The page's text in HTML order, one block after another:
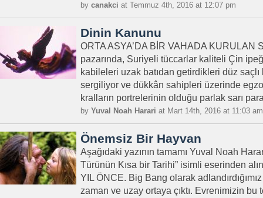
by canakci at Temmuz 4th, 2016 at 12:07 pm
Dinin Kanunu
ORTA ASYA’DA BİR VAHADA KURULAN
pazarında, Suriyeli tüccarlar kaliteli Çin
kabileleri uzak batıdan getirdikleri düz
sergiliyor ve dükkân sahipleri üzerinde
kralların portrelerinin olduğu parlak sarı
by Yuval Noah Harari at Mart 14th, 2016 at 11:03 am
Önemsiz Bir Hayvan
Aşağıdaki yazının tamamı Yuval Noah
Türünün Kısa bir Tarihi” isimli eserinden
YIL ÖNCE. Big Bang olarak
zaman ve uzay ortaya çıktı. Evrenimizin